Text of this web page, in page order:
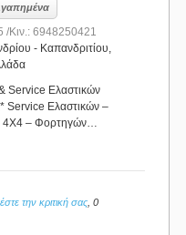
/Κιν.: 6948250421
- Καπανδριτίου,
Service Ελαστικών
Service Ελαστικών –
4Χ4 – Φορτηγών…
την κριτική σας , 0